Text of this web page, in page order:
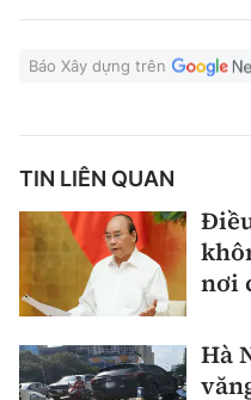
Báo Xây dựng trên
TIN LIÊN QUAN
nơi
Hà